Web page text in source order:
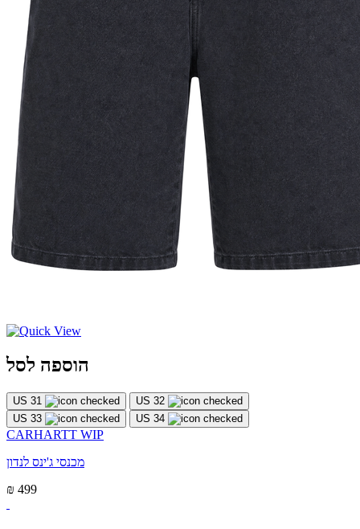
הוספה לסל
US 31
US 32
US 33
US 34
CARHARTT WIP
מכנסי ג'ינס לנדון
₪ 499